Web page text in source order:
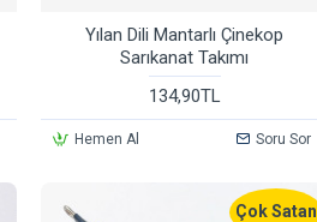
Yılan Dili Mantarlı Çinekop
Sarıkanat Takımı
134,90TL
Hemen Al Soru Sor
Çok Satan